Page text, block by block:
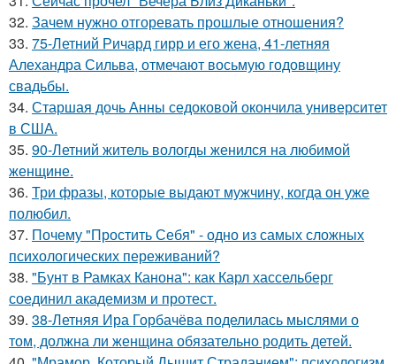
32. Зачем нужно отгоревать прошлые отношения?
33. 75-Летний Ричард гирр и его жена, 41-летняя
Алехандра Сильва, отмечают восьмую годовщину
свадьбы.
34. Старшая дочь Анны седоковой окончила университет
в США.
35. 90-Летний житель вологды женился на любимой
женщине.
36. Три фразы, которые выдают мужчину, когда он уже
полюбил.
37. Почему "Простить Себя" - одно из самых сложных
психологических переживаний?
38. "Бунт в Рамках Канона": как Карл хассельберг
соединил академизм и протест.
39. 38-Летняя Ира Горбачёва поделилась мыслями о
том, должна ли женщина обязательно родить детей.